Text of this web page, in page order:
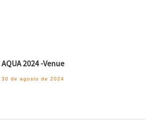
AQUA 2024 -Venue
30 de agosto de 2024